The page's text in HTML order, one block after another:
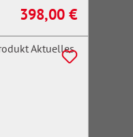
Regulärer Preis:
398,00 €